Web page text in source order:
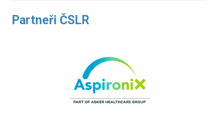
Partneři ČSLR